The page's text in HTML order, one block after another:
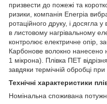
призвести до пожежі та
ризики, компанія Enerpia
ротаційного друку, і досягла
в листовому нагрівальному
контролює електричне опір,
Карбонове волокно нанесено
1 мікрона). Плівка ПЕТ
завдяки термічній обробці при
Технічні характеристики
Номінальна споживана